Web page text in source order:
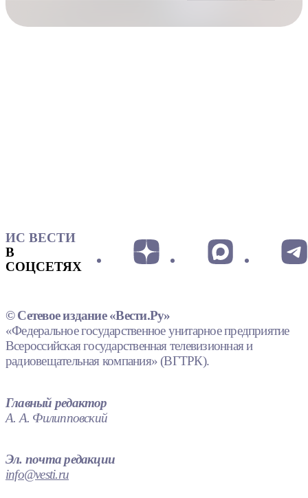
ИС ВЕСТИ
В
СОЦСЕТЯХ
© Сетевое издание «Вести.Ру»
«Федеральное государственное унитарное предприятие
Всероссийская государственная телевизионная и
радиовещательная компания» (ВГТРК).
Главный редактор
А. А. Филипповский
Эл. почта редакции
info@vesti.ru